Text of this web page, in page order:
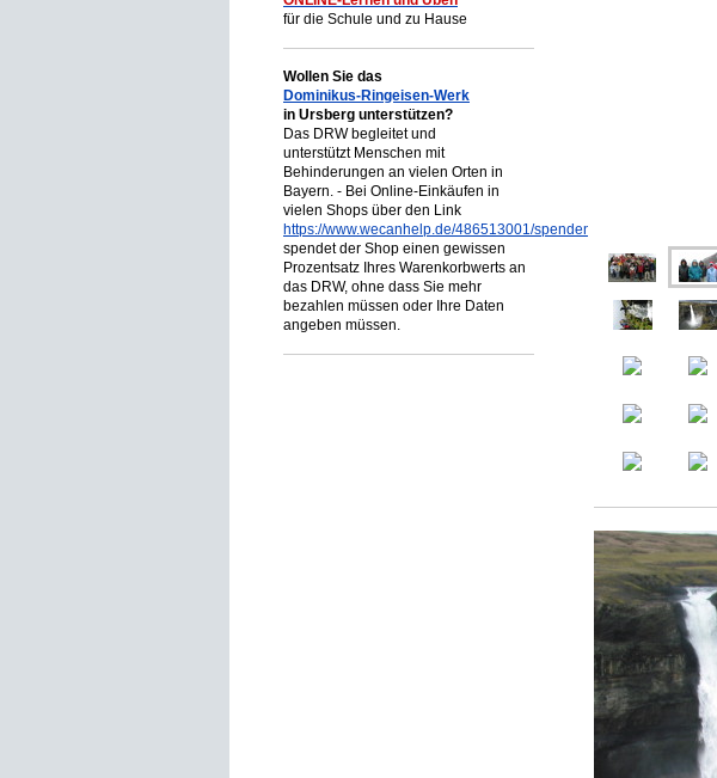
für die Schule und zu Hause
Wollen Sie das
Dominikus-Ringeisen-Werk
in Ursberg unterstützen?
Das DRW begleitet und
unterstützt Menschen mit
Behinderungen an vielen Orten in
Bayern. - Bei Online-Einkäufen in
vielen Shops über den Link
https://www.wecanhelp.de/486513001/spendenprojekt
spendet der Shop einen gewissen
Prozentsatz Ihres Warenkorbwerts an
das DRW, ohne dass Sie mehr
bezahlen müssen oder Ihre Daten
angeben müssen.